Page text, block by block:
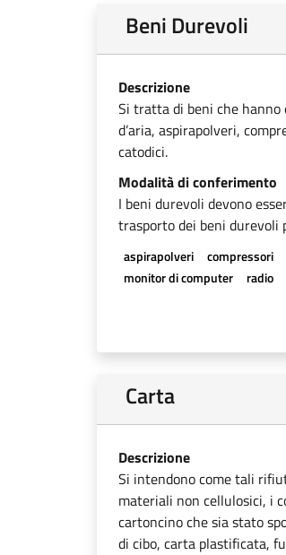
Beni Durevoli
Descrizione
Si tratta di beni che
d’aria, aspirapolveri,
catodici.
Modalità di conferimento
I beni durevoli devono
trasporto dei beni durevoli
aspirapolveri compressori
monitor di computer
radio
Carta
Descrizione
Si intendono come tali
materiali non cellulosici, i
cartoncino che sia stato
di cibo, carta plastificata,